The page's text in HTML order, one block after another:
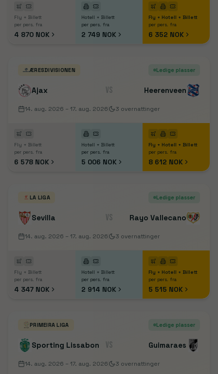
Fly + Billett
per pers. fra
4 870 NOK
Hotell + Billett
per pers. fra
2 749 NOK
Fly + Hotell + Billett
per pers. fra
6 352 NOK
ÆRESDIVISIONEN Ledige plasser
Ajax VS Heerenveen
14. aug. 2026 – 17. aug. 2026 3 overnattinger
Fly + Billett
per pers. fra
6 578 NOK
Hotell + Billett
per pers. fra
5 006 NOK
Fly + Hotell + Billett
per pers. fra
8 612 NOK
LA LIGA Ledige plasser
Sevilla VS Rayo Vallecano
14. aug. 2026 – 17. aug. 2026 3 overnattinger
Fly + Billett
per pers. fra
4 347 NOK
Hotell + Billett
per pers. fra
2 914 NOK
Fly + Hotell + Billett
per pers. fra
5 515 NOK
PRIMEIRA LIGA Ledige plasser
Sporting Lissabon VS Guimaraes
14. aug. 2026 – 17. aug. 2026 3 overnattinger